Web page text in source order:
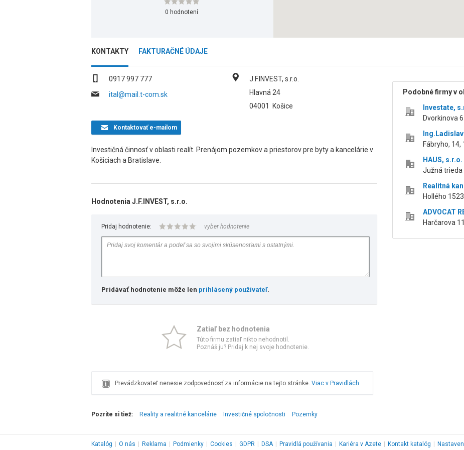
0 hodnotení
KONTAKTY FAKTURAČNÉ ÚDAJE
0917 997 777
ital@mail.t-com.sk
J.F.INVEST, s.r.o.
Hlavná 24
04001
Košice
Kontaktovaťe-mailom
Investičná činnosť v oblasti realít. Prenájom pozemkov a priestorov pre byty a kancelárie v
Košiciach a Bratislave.
Hodnotenia J.F.INVEST, s.r.o.
Pridaj hodnotenie: vyber hodnotenie
Pridávať hodnotenie môže len prihlásený používateľ.
Zatiaľ bez hodnotenia
Túto firmu zatiaľ nikto nehodnotil.
Poznáš ju? Pridaj k nej svoje hodnotenie.
Prevádzkovateľ nenesie zodpovednosť za informácie na tejto stránke. Viac v Pravidlách
Podobné firmy v
Investate,
Dvorkinova
Fábryho,
HAUS, s.r.o.
Južná trieda
Realitná
Hollého
ADVOCAT
Harčarova
Pozrite si tiež: Reality a realitné kancelárie Investičné spoločnosti Pozemky
Katalóg O nás Reklama Podmienky Cookies GDPR DSA Pravidlá používania Kariéra v Azete Kontakt katalóg